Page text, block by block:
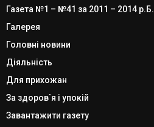
Газета №1 – №41 за 2011 – 2014 р.Б.
Галерея
Головні новини
Діяльність
Для прихожан
За здоров`я і упокій
Завантажити газету